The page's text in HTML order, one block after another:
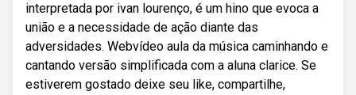
interpretada por ivan lourenço, é um hino que evoca a
união e a necessidade de ação diante das
adversidades. Webvídeo aula da música caminhando e
cantando versão simplificada com a aluna clarice. Se
estiverem gostado deixe seu like, compartilhe,